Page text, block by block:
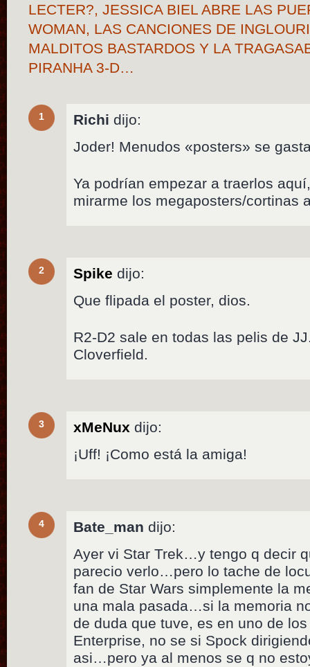
LECTER?, JESSICA BIEL ABRE LAS
WOMAN, LAS CANCIONES DE
MALDITOS BASTARDOS Y LA
PIRANHA 3-D…
1 Richi dijo:
Joder! Menudos «posters» se
Ya podrían empezar a traerlos
mirarme los megaposters/cortinas
2 Spike dijo:
Que flipada el poster, dios.
R2-D2 sale en todas las pelis de
Cloverfield.
3 xMeNux dijo:
¡Uff! ¡Como está la amiga!
4 Bate_man dijo:
Ayer vi Star Trek…y tengo q decir
parecio verlo…pero lo tache de
fan de Star Wars simplemente la
una mala pasada…si la memoria
de duda que tuve, es en uno de
Enterprise, no se si Spock
asi…pero ya al menos se q no